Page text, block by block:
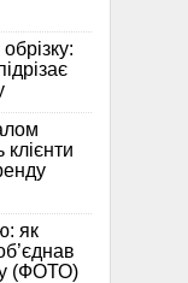
як
(ФОТО)